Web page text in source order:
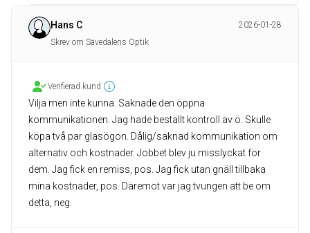
Hans C
2026-01-28
Skrev om Sävedalens Optik
Verifierad kund
Vilja men inte kunna. Saknade den öppna
kommunikationen. Jag hade beställt kontroll av ö. Skulle
köpa två par glasögon. Dålig/saknad kommunikation om
alternativ och kostnader. Jobbet blev ju misslyckat för
dem. Jag fick en remiss, pos. Jag fick utan gnäll tillbaka
mina kostnader, pos. Däremot var jag tvungen att be om
detta, neg.